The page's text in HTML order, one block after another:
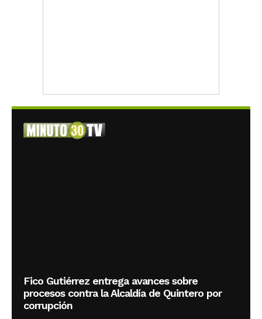
Fico Gutiérrez entrega avances sobre
procesos contra la Alcaldía de Quintero por
corrupción